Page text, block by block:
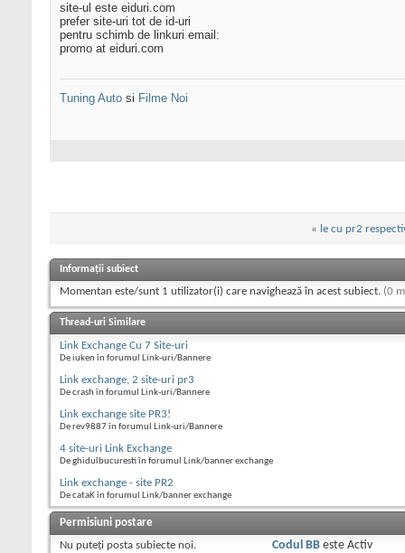
site-ul este eiduri.com
prefer site-uri tot de id-uri
pentru schimb de linkuri email:
promo at eiduri.com
Tuning Auto si Filme Noi
« le cu pr2
Informații subiect
Momentan este/sunt 1 utilizator(i) care navighează în acest subiect. (0
Thread-uri Similare
Link Exchange Cu 7 Site-uri
De iuken în forumul Link-uri/Bannere
Link exchange, 2 site-uri pr3
De crash în forumul Link-uri/Bannere
Link exchange site PR3!
De rev9887 în forumul Link-uri/Bannere
4 site-uri Link Exchange
De ghidulbucuresti în forumul Link/banner exchange
Link exchange - site PR2
De cataK în forumul Link/banner exchange
Permisiuni postare
Nu puteţi posta subiecte noi.
Codul BBeste Activ